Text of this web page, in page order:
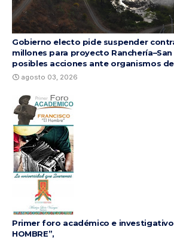
Gobierno electo pide suspender
millones para proyecto Ranchería–San
posibles acciones ante organismos
agosto 03, 2026
Primer foro académico e investigativo
HOMBRE”,